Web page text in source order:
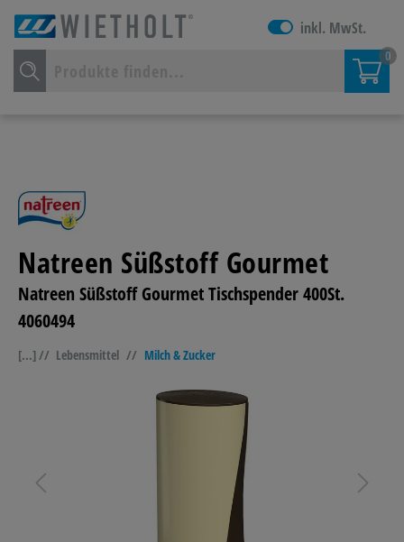
inkl. MwSt.
0
Natreen Süßstoff Gourmet
Natreen Süßstoff Gourmet Tischspender 400St.
4060494
[...] // Lebensmittel // Milch & Zucker